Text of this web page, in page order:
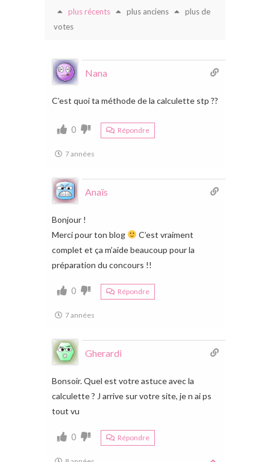
plus récents plus anciens
plus de
votes
Nana
C’est quoi ta méthode de la calculette stp ??
0 Répondre
7 années
Anaïs
Bonjour !
Merci pour ton blog
C’est vraiment
complet et ça m’aide beaucoup pour la
préparation du concours !!
0 Répondre
7 années
Gherardi
Bonsoir. Quel est votre astuce avec la
calculette ? J arrive sur votre site, je n ai ps
tout vu
0 Répondre